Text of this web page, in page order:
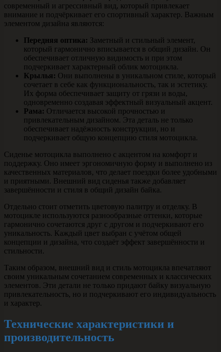
современный и агрессивный вид, который привлекает
внимание и подчёркивает его спортивный характер. Важным
элементом дизайна являются:
Передняя оптика: Заметный и стильный элемент,
который гармонично вписывается в общий дизайн. Он
обеспечивает отличную видимость и при этом
подчеркивает характерный облик мотоцикла.
Крылья: Они выполнены в уникальном стиле, который
сочетает в себе как функциональность, так и эстетику.
Их форма обеспечивает защиту от грязи и воды,
одновременно создавая эффектный визуальный акцент.
Рама: Отличается высокой прочностью и
привлекательным дизайном. Эта деталь не только
обеспечивает надёжность конструкции, но и
подчеркивает общую концепцию стиля мотоцикла.
Сиденье мотоцикла выполнено с акцентом на комфорт и
поддержку. Оно имеет эргономичную форму и выполнено из
качественных материалов, что делает поездки более удобными
и приятными. Внешний вид сиденья также добавляет
завершённости и стиля в общий дизайн байка.
Отдельно стоит отметить цветовую палитру и отделку. В
мотоцикле используются разнообразные оттенки, которые
гармонично сочетаются друг с другом и подчеркивают его
уникальность. Каждый цвет выбран с учётом общей
концепции и дизайна, что создаёт эффект завершённости и
стильности.
Таким образом, внешний вид и стиль мотоцикла впечатляют
своим уникальным сочетанием современных и классических
элементов. Эти детали не только придают байку визуальную
привлекательность, но и подчеркивают его индивидуальность
и характер.
Технические характеристики и
производительность